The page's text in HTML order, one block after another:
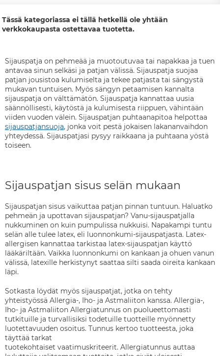
Tässä kategoriassa ei tällä hetkellä ole yhtään
verkkokaupasta ostettavaa tuotetta.
Sijauspatja on pehmeää ja muotoutuvaa tai napakkaa ja tuen
antavaa sinun selkäsi ja patjan välissä. Sijauspatja suojaa
patjan jousistoa kulumiselta ja tekee patjasta tai sängystä
mukavan tuntuisen. Myös sängyn petaamisen kannalta
sijauspatja on välttämätön. Sijauspatja kannattaa uusia
säännöllisesti, käytöstä ja kulumisesta riippuen, vähintään
viiden vuoden välein. Sijauspatjan puhtaanapitoa helpottaa
sijauspatjansuoja, jonka voit pestä jokaisen lakananvaihdon
yhteydessä. Sijauspatjasi pysyy raikkaana ja puhtaana yöstä
toiseen.
Sijauspatjan sisus selän mukaan
Sijauspatjan sisus vaikuttaa patjan pinnan tuntuun. Haluatko
pehmeän ja upottavan sijauspatjan? Vanu-sijauspatjalla
nukkuminen on kuin pumpulissa nukkuisi. Napakampi tuntu
selän alle tulee latex, eli luonnonkumi-sijauspatjasta. Latex-
allergisen kannattaa tarkistaa latex-sijauspatjan käyttö
lääkäriltään. Vaikka luonnonkumi on kankaan ja ohuen vanun
välissä, latexille herkistynyt saattaa silti saada oireita kankaan
läpi.
Sotkasta löydät myös sijauspatjat, jotka on tehty
yhteistyössä Allergia-, Iho- ja Astmaliiton kanssa. Allergia-,
Iho- ja Astmaliiton Allergiatunnus on puolueettomasti
tutkituille ja turvallisiksi todetuille tuotteille myönnetty
luotettavuuden osoitus. Tunnus kertoo tuotteesta, joka
täyttää tarkat
tuotekohtaiset vaatimuskriteerit. Allergiatunnus auttaa